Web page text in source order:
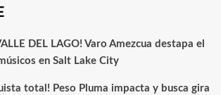
DEL LAGO! Varo Amezcua destapa el
en Salt Lake City
total! Peso Pluma impacta y busca gira